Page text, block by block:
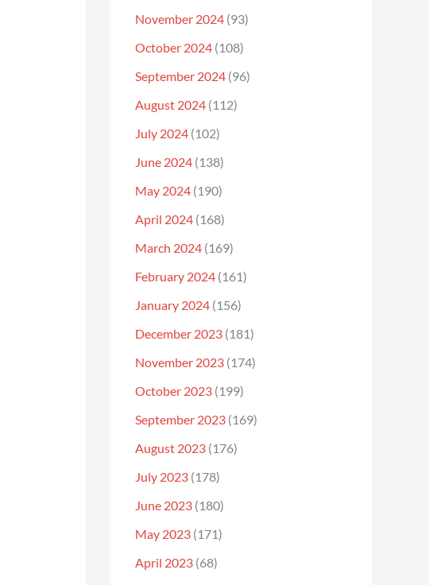
November 2024 (93)
October 2024 (108)
September 2024 (96)
August 2024 (112)
July 2024 (102)
June 2024 (138)
May 2024 (190)
April 2024 (168)
March 2024 (169)
February 2024 (161)
January 2024 (156)
December 2023 (181)
November 2023 (174)
October 2023 (199)
September 2023 (169)
August 2023 (176)
July 2023 (178)
June 2023 (180)
May 2023 (171)
April 2023 (68)